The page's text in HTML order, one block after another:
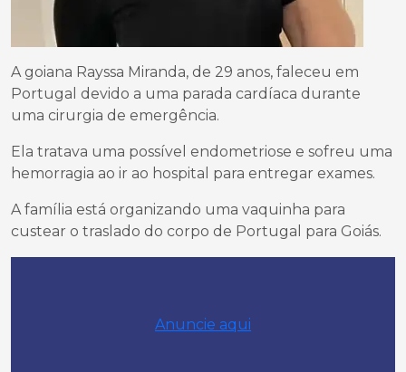
A goiana Rayssa Miranda, de 29 anos, faleceu em
Portugal devido a uma parada cardíaca durante
uma cirurgia de emergência.
Ela tratava uma possível endometriose e sofreu uma
hemorragia ao ir ao hospital para entregar exames.
A família está organizando uma vaquinha para
custear o traslado do corpo de Portugal para Goiás.
Anuncie aqui